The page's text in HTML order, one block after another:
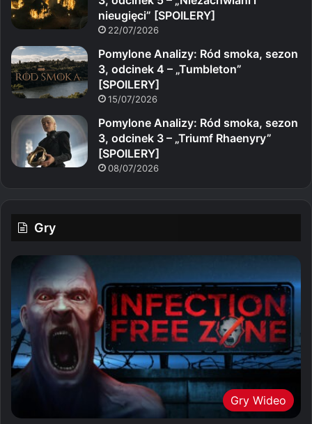
nieugięci” [SPOILERY]
22/07/2026
Pomylone Analizy: Ród smoka, sezon
3, odcinek 4 – „Tumbleton”
[SPOILERY]
15/07/2026
Pomylone Analizy: Ród smoka, sezon
3, odcinek 3 – „Triumf Rhaenyry”
[SPOILERY]
08/07/2026
Gry
Gry Wideo